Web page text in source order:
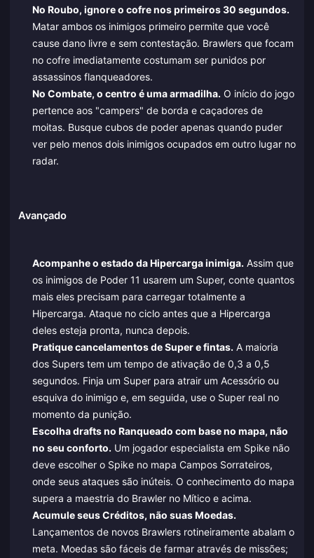
No Roubo, ignore o cofre nos primeiros 30 segundos.
Matar ambos os inimigos primeiro permite que você
cause dano livre e sem contestação. Brawlers que focam
no cofre imediatamente costumam ser punidos por
assassinos flanqueadores.
No Combate, o centro é uma armadilha. O início do jogo
pertence aos "campers" de borda e caçadores de
moitas. Busque cubos de poder apenas quando puder
ver pelo menos dois inimigos ocupados em outro lugar no
radar.
Avançado
Acompanhe o estado da Hipercarga inimiga. Assim que
os inimigos de Poder 11 usarem um Super, conte quantos
mais eles precisam para carregar totalmente a
Hipercarga. Ataque no ciclo antes que a Hipercarga
deles esteja pronta, nunca depois.
Pratique cancelamentos de Super e fintas. A maioria
dos Supers tem um tempo de ativação de 0,3 a 0,5
segundos. Finja um Super para atrair um Acessório ou
esquiva do inimigo e, em seguida, use o Super real no
momento da punição.
Escolha drafts no Ranqueado com base no mapa, não
no seu conforto. Um jogador especialista em Spike não
deve escolher o Spike no mapa Campos Sorrateiros,
onde seus ataques são inúteis. O conhecimento do mapa
supera a maestria do Brawler no Mítico e acima.
Acumule seus Créditos, não suas Moedas.
Lançamentos de novos Brawlers rotineiramente abalam o
meta. Moedas são fáceis de farmar através de missões;